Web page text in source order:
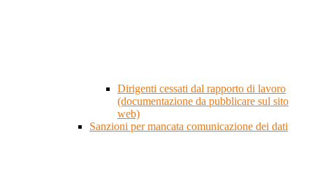
Dirigenti cessati dal rapporto di lavoro
(documentazione da pubblicare sul sito
web)
Sanzioni per mancata comunicazione dei dati